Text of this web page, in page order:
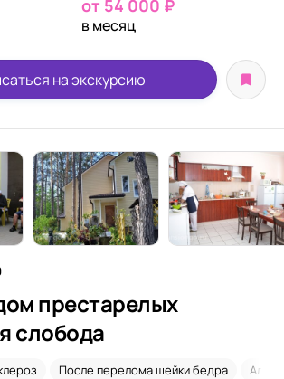
от 54 000 ₽
в месяц
на экскурсию
престарелых
слобода
После перелома шейки бедра